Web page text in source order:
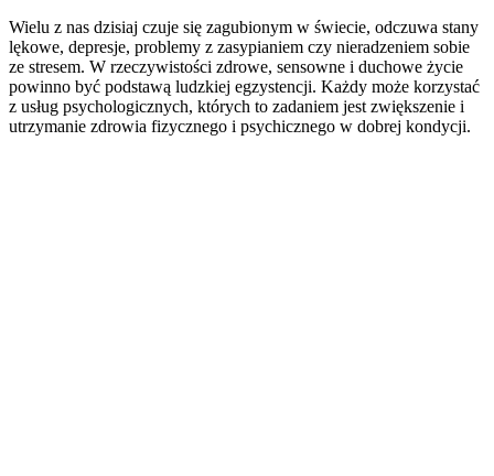
Wielu z nas dzisiaj czuje się zagubionym w świecie, odczuwa stany
lękowe, depresje, problemy z zasypianiem czy nieradzeniem sobie
ze stresem. W rzeczywistości zdrowe, sensowne i duchowe życie
powinno być podstawą ludzkiej egzystencji. Każdy może korzystać
z usług psychologicznych, których to zadaniem jest zwiększenie i
utrzymanie zdrowia fizycznego i psychicznego w dobrej kondycji.